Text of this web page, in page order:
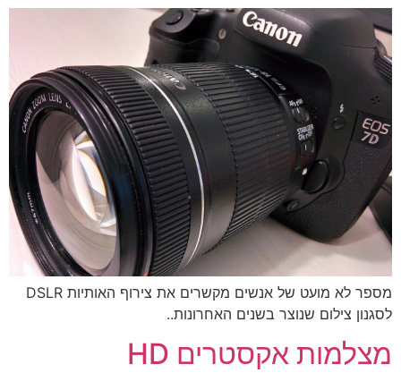
מספר לא מועט של אנשים מקשרים את צירוף האותיות DSLR
לסגנון צילום שנוצר בשנים האחרונות..
מצלמות אקסטרים HD